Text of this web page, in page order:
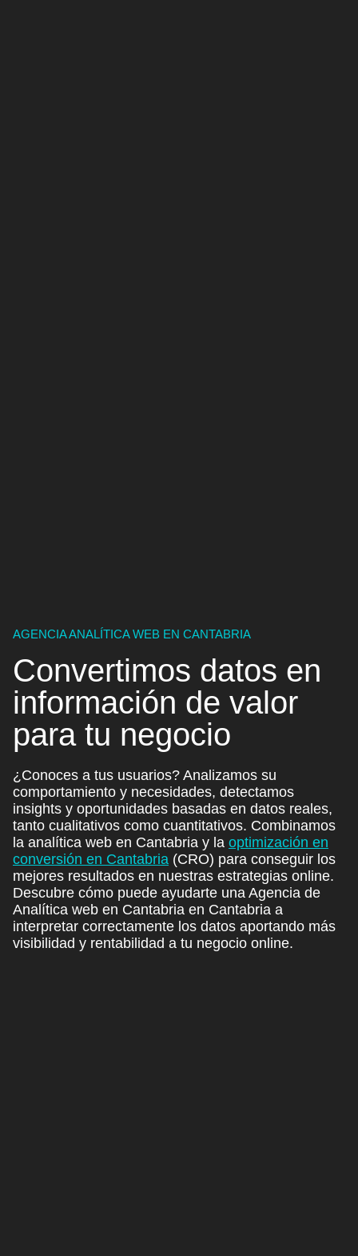
AGENCIA ANALÍTICA WEB EN CANTABRIA
Convertimos datos en
información de valor
para tu negocio
¿Conoces a tus usuarios? Analizamos su
comportamiento y necesidades, detectamos
insights y oportunidades basadas en datos reales,
tanto cualitativos como cuantitativos. Combinamos
la analítica web en Cantabria y la optimización en
conversión en Cantabria (CRO) para conseguir los
mejores resultados en nuestras estrategias online.
Descubre cómo puede ayudarte una Agencia de
Analítica web en Cantabria en Cantabria a
interpretar correctamente los datos aportando más
visibilidad y rentabilidad a tu negocio online.